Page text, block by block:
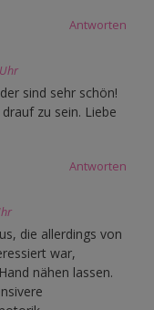
Antworten
sind sehr schön!
zu sein. Liebe
Antworten
die allerdings von
war,
nähen lassen.